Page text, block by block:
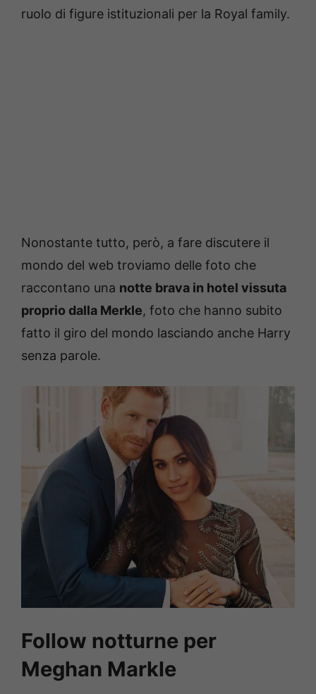
ruolo di figure istituzionali per la Royal family.
Nonostante tutto, però, a fare discutere il
mondo del web troviamo delle foto che
raccontano una notte brava in hotel vissuta
proprio dalla Merkle, foto che hanno subito
fatto il giro del mondo lasciando anche Harry
senza parole.
Follow notturne per
Meghan Markle